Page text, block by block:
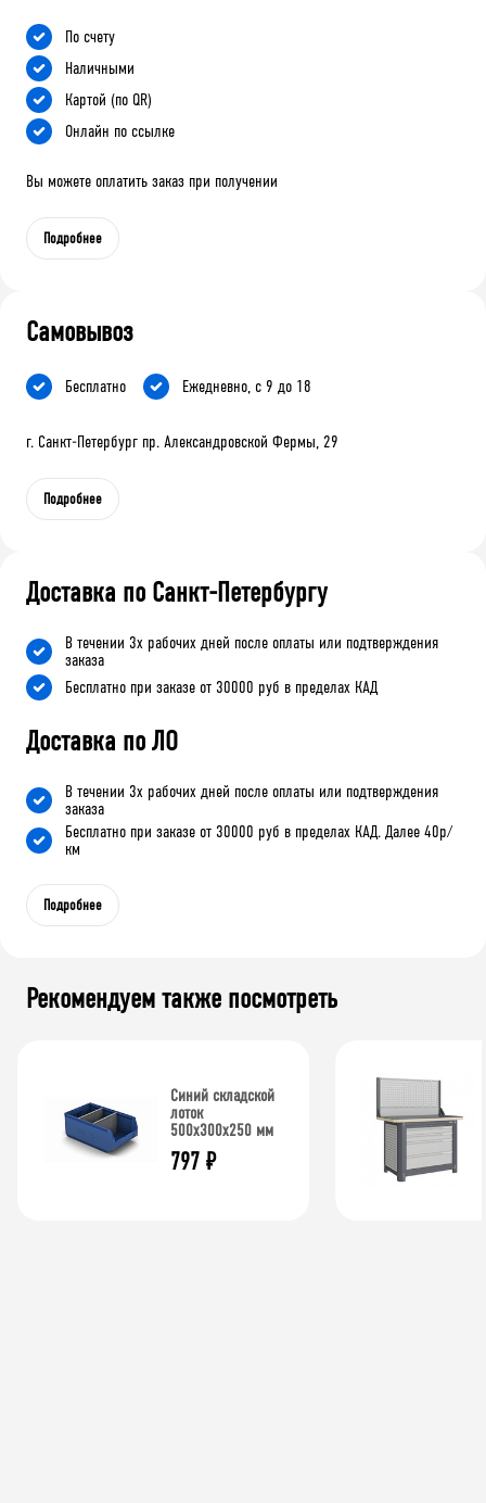
По счету
Наличными
Картой (по QR)
Онлайн по ссылке
Вы можете оплатить заказ при получении
Подробнее
Самовывоз
Бесплатно Ежедневно, с 9 до 18
г. Санкт-Петербург пр. Александровской Фермы, 29
Подробнее
Доставка по Санкт-Петербургу
В течении 3х рабочих дней после оплаты или подтверждения
заказа
Бесплатно при заказе от 30000 руб в пределах КАД
Доставка по ЛО
В течении 3х рабочих дней после оплаты или подтверждения
заказа
Бесплатно при заказе от 30000 руб в пределах КАД. Далее 40р/
км
Подробнее
Рекомендуем также посмотреть
Синий складской
лоток
500x300x250 мм
797 ₽